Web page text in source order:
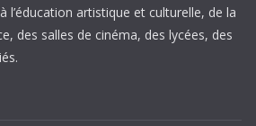
l’éducation artistique et culturelle, de la
des salles de cinéma, des lycées, des